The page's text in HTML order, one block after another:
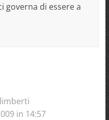
governa di essere a
in 14:57